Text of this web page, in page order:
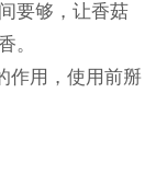
要够，让香菇
。
，使用前掰